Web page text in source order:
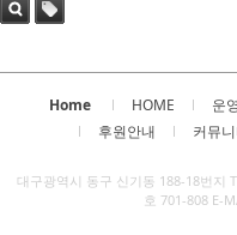
Home HOME 운
후원안내
커뮤
대구광역시 동구 신기동 188-18번지
호 701-808 E-